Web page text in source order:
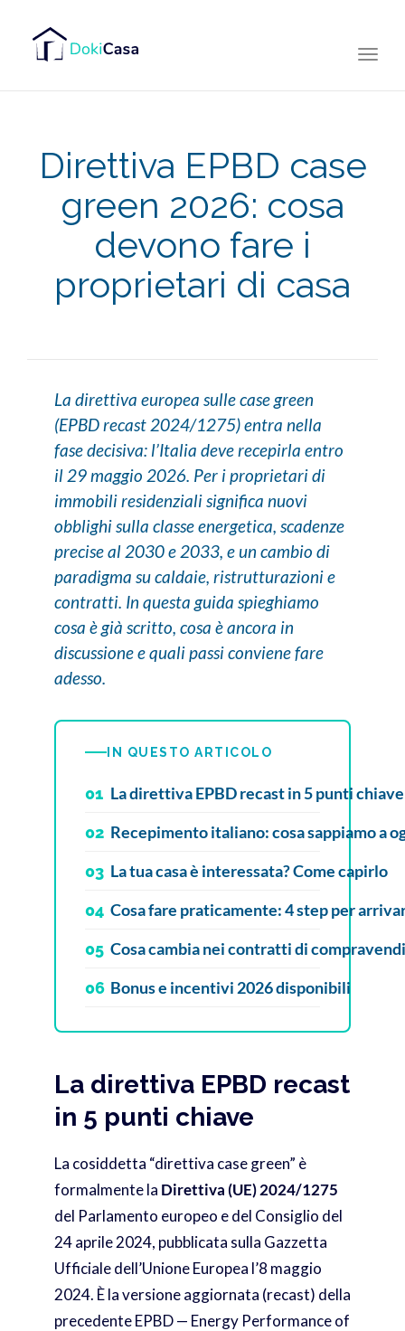
Direttiva EPBD case
green 2026: cosa
devono fare i
proprietari di casa
La direttiva europea sulle case green
(EPBD recast 2024/1275) entra nella
fase decisiva: l’Italia deve recepirla entro
il 29 maggio 2026. Per i proprietari di
immobili residenziali significa nuovi
obblighi sulla classe energetica, scadenze
precise al 2030 e 2033, e un cambio di
paradigma su caldaie, ristrutturazioni e
contratti. In questa guida spieghiamo
cosa è già scritto, cosa è ancora in
discussione e quali passi conviene fare
adesso.
IN QUESTO ARTICOLO
01 La direttiva EPBD recast in 5 punti chiave
02 Recepimento italiano: cosa sappiamo a
03 La tua casa è interessata? Come capirlo
04 Cosa fare praticamente: 4 step per
05 Cosa cambia nei contratti di
06 Bonus e incentivi 2026 disponibili
La direttiva EPBD recast
in 5 punti chiave
La cosiddetta “direttiva case green” è
formalmente la Direttiva (UE) 2024/1275
del Parlamento europeo e del Consiglio del
24 aprile 2024, pubblicata sulla Gazzetta
Ufficiale dell’Unione Europea l’8 maggio
2024. È la versione aggiornata (recast) della
precedente EPBD — Energy Performance of